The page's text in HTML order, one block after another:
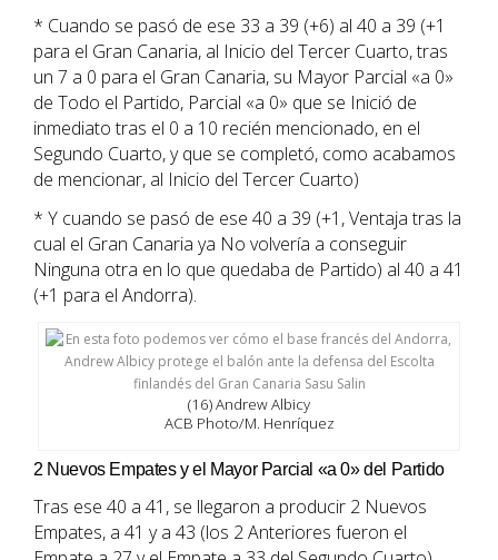
* Cuando se pasó de ese 33 a 39 (+6) al 40 a 39 (+1
para el Gran Canaria, al Inicio del Tercer Cuarto, tras
un 7 a 0 para el Gran Canaria, su Mayor Parcial «a 0»
de Todo el Partido, Parcial «a 0» que se Inició de
inmediato tras el 0 a 10 recién mencionado, en el
Segundo Cuarto, y que se completó, como acabamos
de mencionar, al Inicio del Tercer Cuarto)
* Y cuando se pasó de ese 40 a 39 (+1, Ventaja tras la
cual el Gran Canaria ya No volvería a conseguir
Ninguna otra en lo que quedaba de Partido) al 40 a 41
(+1 para el Andorra).
(16) Andrew Albicy
ACB Photo/M. Henríquez
2 Nuevos Empates y el Mayor Parcial «a 0» del Partido
Tras ese 40 a 41, se llegaron a producir 2 Nuevos
Empates, a 41 y a 43 (los 2 Anteriores fueron el